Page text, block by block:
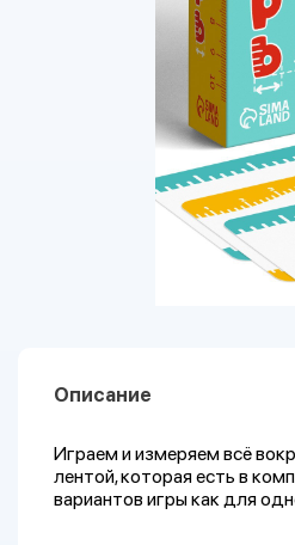
Описание
Играем и измеряем всё
лентой, которая есть в
вариантов игры как для